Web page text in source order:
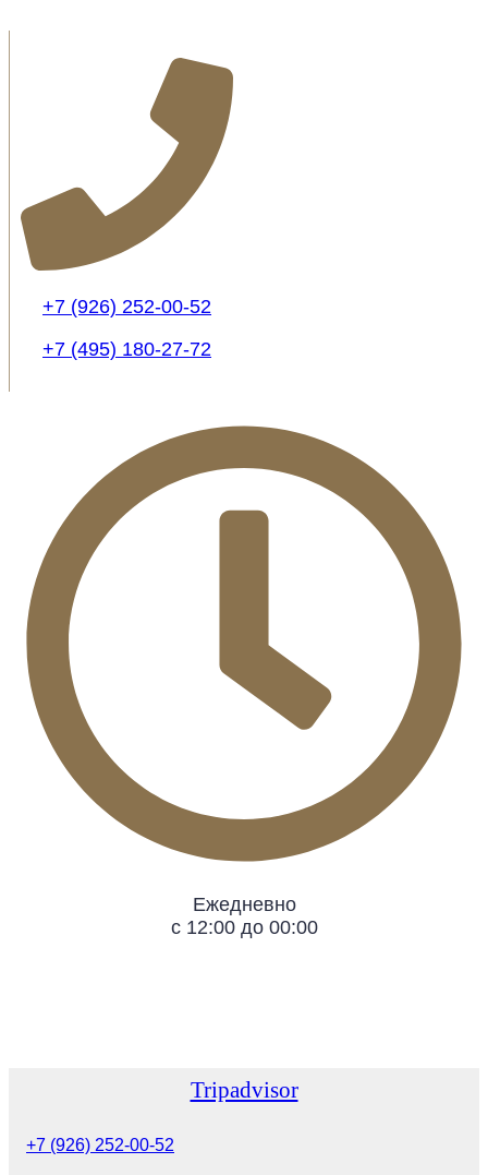
+7 (926) 252-00-52
+7 (495) 180-27-72
Ежедневно
с 12:00 до 00:00
Tripadvisor
+7 (926) 252-00-52